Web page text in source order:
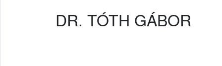
DR. TÓTH GÁBOR